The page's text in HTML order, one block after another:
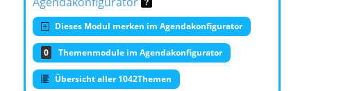
Dieses Modul merken im Agendakonfigurator
0 Themenmodule im Agendakonfigurator
Übersicht aller 1042Themen